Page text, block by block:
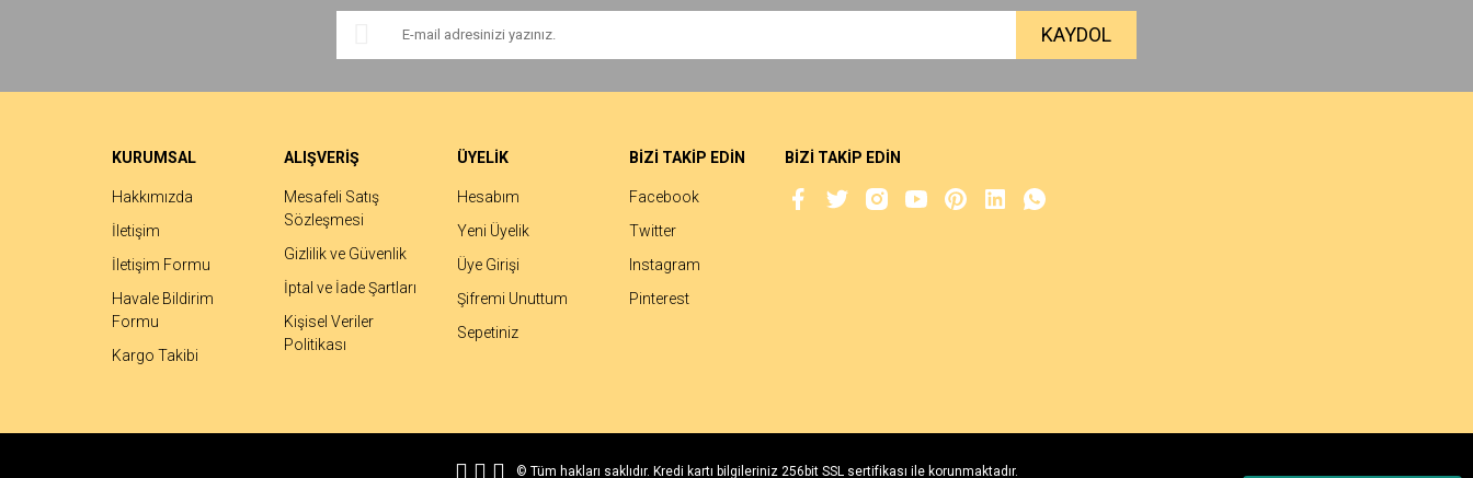
KAYDOL
KURUMSAL
Hakkımızda
İletişim
İletişim Formu
Havale Bildirim
Formu
Kargo Takibi
ALIŞVERİŞ
Mesafeli Satış
Sözleşmesi
Gizlilik ve Güvenlik
İptal ve İade Şartları
Kişisel Veriler
Politikası
ÜYELİK
Hesabım
Yeni Üyelik
Üye Girişi
Şifremi Unuttum
Sepetiniz
BİZİ TAKİP EDİN
Facebook
Twitter
Instagram
Pinterest
BİZİ TAKİP EDİN
© Tüm hakları saklıdır. Kredi kartı bilgileriniz 256bit SSL sertifikası ile korunmaktadır.